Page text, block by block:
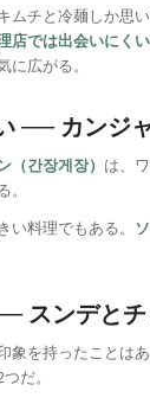
ムチと冷麺しか思
店では出会いにく
に広がる。
── カンジ
（간장게장） は、
い料理でもある。
スンデと
象を持ったことはあ
だ。